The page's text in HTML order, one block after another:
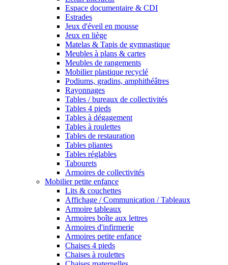
Espace documentaire & CDI
Estrades
Jeux d'éveil en mousse
Jeux en liège
Matelas & Tapis de gymnastique
Meubles à plans & cartes
Meubles de rangements
Mobilier plastique recyclé
Podiums, gradins, amphithéâtres
Rayonnages
Tables / bureaux de collectivités
Tables 4 pieds
Tables à dégagement
Tables à roulettes
Tables de restauration
Tables pliantes
Tables réglables
Tabourets
Armoires de collectivités
Mobilier petite enfance
Lits & couchettes
Affichage / Communication / Tableaux
Armoire tableaux
Armoires boîte aux lettres
Armoires d'infirmerie
Armoires petite enfance
Chaises 4 pieds
Chaises à roulettes